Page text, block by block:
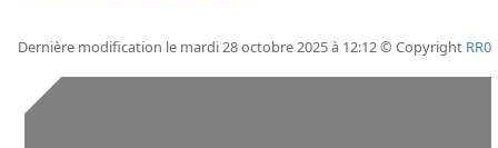
Dernière modification le mardi 28 octobre 2025 à 12:12 © Copyright RR0